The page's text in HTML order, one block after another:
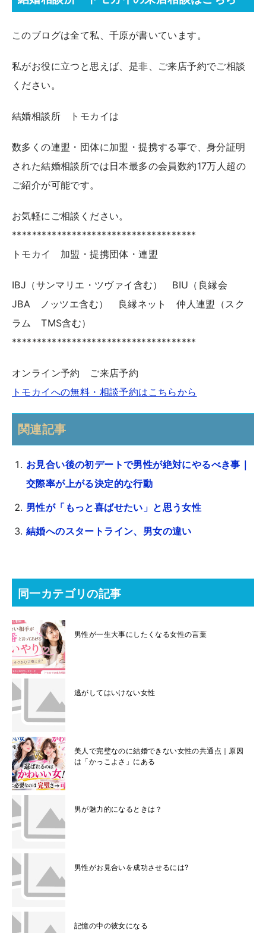
このブログは全て私、千原が書いています。
私がお役に立つと思えば、是非、ご来店予約でご相談
ください。
結婚相談所 トモカイは
数多くの連盟・団体に加盟・提携する事で、身分証明
された結婚相談所では日本最多の会員数約17万人超の
ご紹介が可能です。
お気軽にご相談ください。
*************************************
トモカイ 加盟・提携団体・連盟
IBJ（サンマリエ・ツヴァイ含む） BIU（良縁会
JBA ノッツエ含む） 良縁ネット 仲人連盟（スク
ラム TMS含む）
*************************************
オンライン予約 ご来店予約
トモカイへの無料・相談予約はこちらから
関連記事
お見合い後の初デートで男性が絶対にやるべき事｜
交際率が上がる決定的な行動
男性が「もっと喜ばせたい」と思う女性
結婚へのスタートライン、男女の違い
同一カテゴリの記事
男性が一生大事にしたくなる女性の言葉
逃がしてはいけない女性
美人で完璧なのに結婚できない女性の共通点｜原因
は「かっこよさ」にある
男が魅力的になるときは？
男性がお見合いを成功させるには?
記憶の中の彼女になる